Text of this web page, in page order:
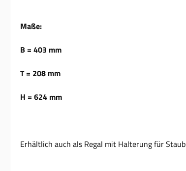
Maße:
B = 403 mm
T = 208 mm
H = 624 mm
Erhältlich auch als Regal mit Halterung für